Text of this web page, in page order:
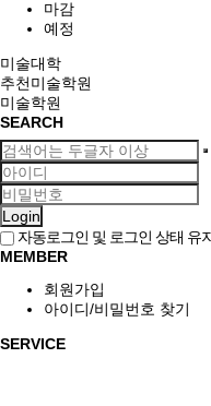
마감
예정
미술대학
추천미술학원
미술학원
SEARCH
Login
자동로그인 및 로그인 상태 유
MEMBER
회원가입
아이디/비밀번호 찾기
SERVICE